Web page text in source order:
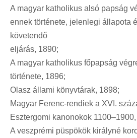
A magyar katholikus alsó papság
ennek története, jelenlegi állapota
követendő
eljárás, 1890;
A magyar katholikus főpapság
története, 1896;
Olasz állami könyvtárak, 1898;
Magyar Ferenc-rendiek a XVI.
Esztergomi kanonokok
A veszprémi püspökök királyné